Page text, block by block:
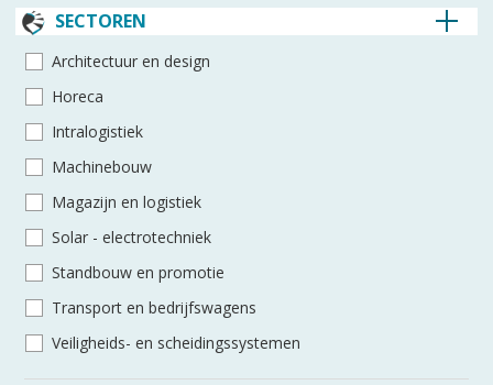
SECTOREN
Architec­tuur en design
Horeca
Intra­logistiek
Machine­bouw
Magazijn en logistiek
Solar - electro­techniek
Standbouw en promotie
Transport en bedrijfswagens
Veiligheids- en scheidings­systemen